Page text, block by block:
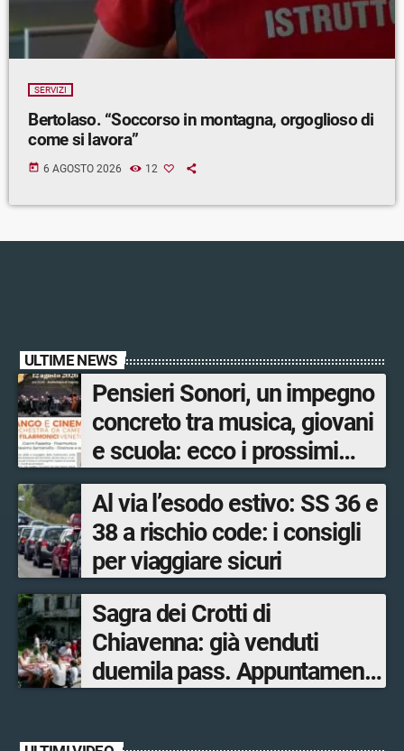
SERVIZI
Bertolaso. “Soccorso in montagna, orgoglioso di
come si lavora”
today 6 AGOSTO 2026 12
ULTIME NEWS
Pensieri Sonori, un impegno
concreto tra musica, giovani
e scuola: ecco i prossimi
appuntamenti in Valtellina
Al via l’esodo estivo: SS 36 e
38 a rischio code: i consigli
per viaggiare sicuri
Sagra dei Crotti di
Chiavenna: già venduti
duemila pass. Appuntamento